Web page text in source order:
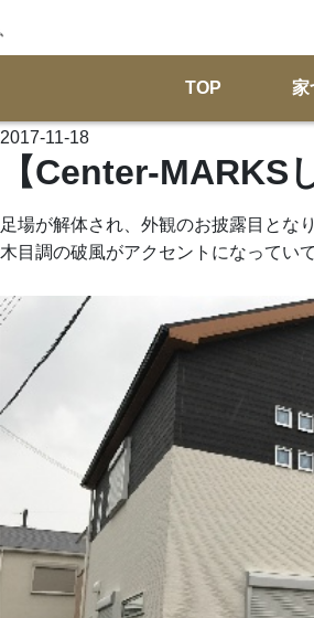
TOP 家
2017-11-18
【Center-
足場が解体され、外観のお披露目とな
木目調の破風がアクセントになってい